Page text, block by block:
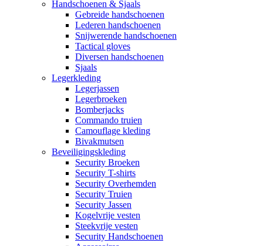
Handschoenen & Sjaals
Gebreide handschoenen
Lederen handschoenen
Snijwerende handschoenen
Tactical gloves
Diversen handschoenen
Sjaals
Legerkleding
Legerjassen
Legerbroeken
Bomberjacks
Commando truien
Camouflage kleding
Bivakmutsen
Beveiligingskleding
Security Broeken
Security T-shirts
Security Overhemden
Security Truien
Security Jassen
Kogelvrije vesten
Steekvrije vesten
Security Handschoenen